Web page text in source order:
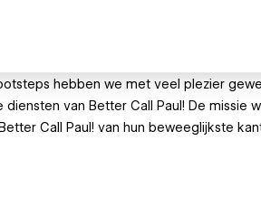
hebben we met veel plezier
van Better Call Paul! De missie
Call Paul! van hun beweeglijkste